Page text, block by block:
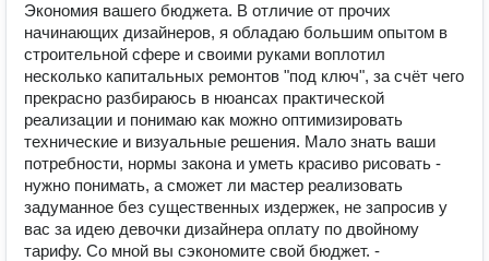
Экономия вашего бюджета. В отличие от прочих
начинающих дизайнеров, я обладаю большим опытом в
строительной сфере и своими руками воплотил
несколько капитальных ремонтов "под ключ", за счёт чего
прекрасно разбираюсь в нюансах практической
реализации и понимаю как можно оптимизировать
технические и визуальные решения. Мало знать ваши
потребности, нормы закона и уметь красиво рисовать -
нужно понимать, а сможет ли мастер реализовать
задуманное без существенных издержек, не запросив у
вас за идею девочки дизайнера оплату по двойному
тарифу. Со мной вы сэкономите свой бюджет. -